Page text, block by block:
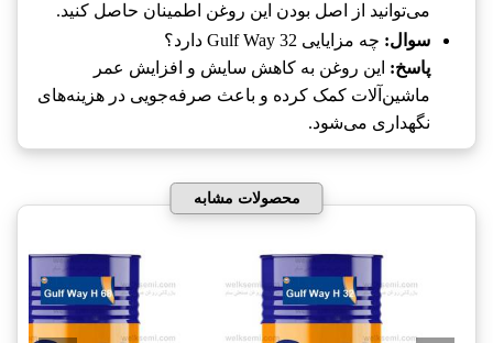
می‌توانید از اصل بودن این روغن اطمینان حاصل کنید.
سوال: چه مزایایی Gulf Way 32 دارد؟
پاسخ: این روغن به کاهش سایش و افزایش عمر
ماشین‌آلات کمک کرده و باعث صرفه‌جویی در هزینه‌های
نگهداری می‌شود.
محصولات مشابه